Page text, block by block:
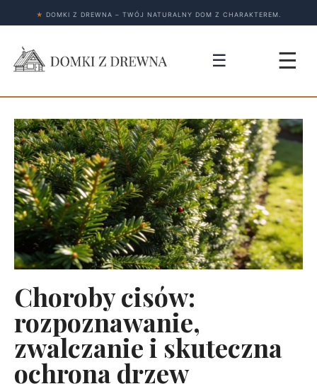
★ DOMKI Z DREWNA – TWÓJ NATURALNY DOM Z CHARAKTEREM.
☰ ☰
Choroby cisów:
rozpoznawanie,
zwalczanie i skuteczna
ochrona drzew